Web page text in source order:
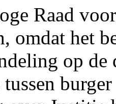
Raad
omdat het
op de